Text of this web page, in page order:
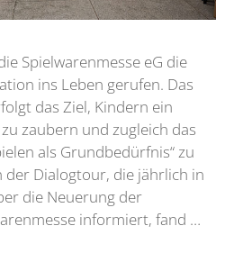
Spielwarenmesse eG die
ins Leben gerufen. Das
das Ziel, Kindern ein
zaubern und zugleich das
als Grundbedürfnis“ zu
der Dialogtour, die jährlich in
die Neuerung der
informiert, fand …